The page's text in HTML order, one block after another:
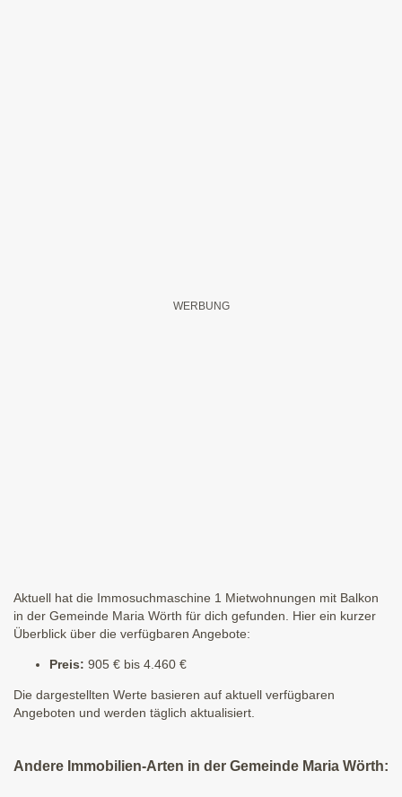
Aktuell hat die Immosuchmaschine 1 Mietwohnungen mit Balkon
in der Gemeinde Maria Wörth für dich gefunden. Hier ein kurzer
Überblick über die verfügbaren Angebote:
Preis: 905 € bis 4.460 €
Die dargestellten Werte basieren auf aktuell verfügbaren
Angeboten und werden täglich aktualisiert.
Andere Immobilien-Arten in der Gemeinde Maria Wörth: